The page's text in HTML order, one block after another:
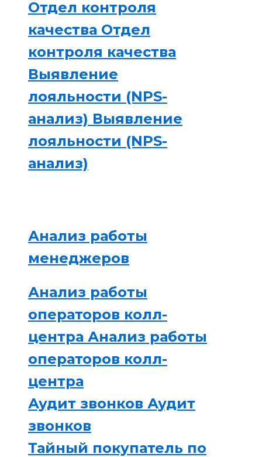
Отдел контроля
качества Отдел
контроля качества
Выявление
лояльности (NPS-
анализ) Выявление
лояльности (NPS-
анализ)
Анализ работы
менеджеров
Анализ работы
операторов колл-
центра Анализ работы
операторов колл-
центра
Аудит звонков Аудит
звонков
Тайный покупатель по